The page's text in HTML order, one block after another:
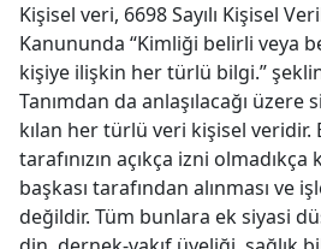
Kişisel veri, 6698 Sayılı Kişisel
Kanununda “Kimliği belirli veya
kişiye ilişkin her türlü bilgi.”
Tanımdan da anlaşılacağı
kılan her türlü veri kişisel veridir.
tarafınızın açıkça izni
başkası tarafından alınması ve
değildir. Tüm bunlara ek siyasi